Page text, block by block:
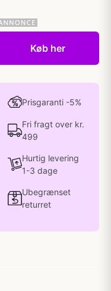
Køb her
Prisgaranti -5%
Fri fragt over kr.
499
Hurtig levering
1-3 dage
Ubegrænset
returret